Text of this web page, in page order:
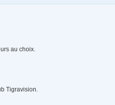
au choix.
Tigravision.